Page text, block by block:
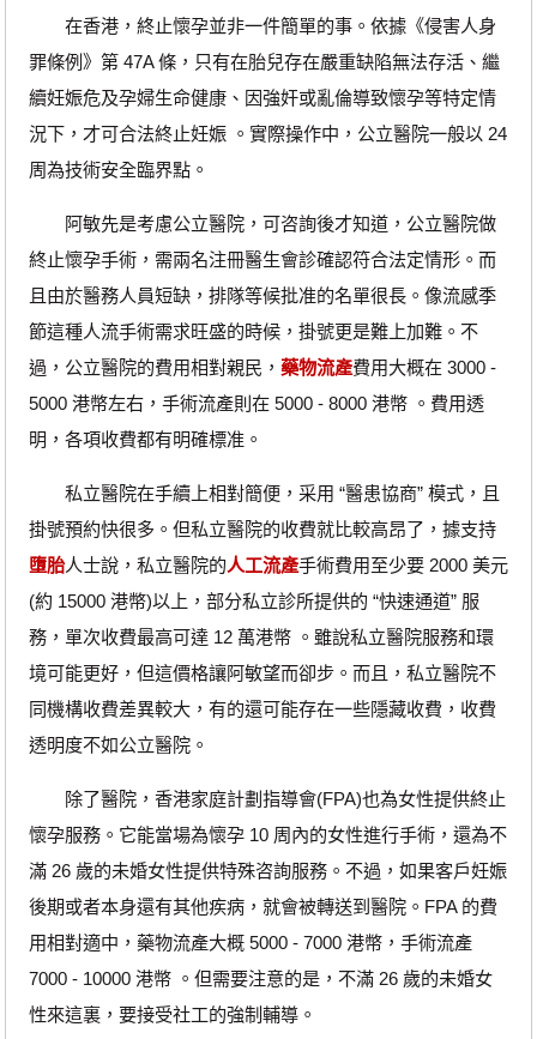
在香港，終止懷孕並非一件簡單的事。依據《侵害人身
罪條例》第 47A 條，只有在胎兒存在嚴重缺陷無法存活、繼
續妊娠危及孕婦生命健康、因強奸或亂倫導致懷孕等特定情
況下，才可合法終止妊娠 。實際操作中，公立醫院一般以 24
周為技術安全臨界點。
阿敏先是考慮公立醫院，可咨詢後才知道，公立醫院做
終止懷孕手術，需兩名注冊醫生會診確認符合法定情形。而
且由於醫務人員短缺，排隊等候批准的名單很長。像流感季
節這種人流手術需求旺盛的時候，掛號更是難上加難。不
過，公立醫院的費用相對親民， 藥物流產費用大概在 3000 -
5000 港幣左右，手術流產則在 5000 - 8000 港幣 。費用透
明，各項收費都有明確標准。
私立醫院在手續上相對簡便，采用 “醫患協商” 模式，且
掛號預約快很多。但私立醫院的收費就比較高昂了，據支持
墮胎人士說，私立醫院的人工流產手術費用至少要 2000 美元
(約 15000 港幣)以上，部分私立診所提供的 “快速通道” 服
務，單次收費最高可達 12 萬港幣 。雖說私立醫院服務和環
境可能更好，但這價格讓阿敏望而卻步。而且，私立醫院不
同機構收費差異較大，有的還可能存在一些隱藏收費，收費
透明度不如公立醫院。
除了醫院，香港家庭計劃指導會(FPA)也為女性提供終止
懷孕服務。它能當場為懷孕 10 周內的女性進行手術，還為不
滿 26 歲的未婚女性提供特殊咨詢服務。不過，如果客戶妊娠
後期或者本身還有其他疾病，就會被轉送到醫院。FPA 的費
用相對適中，藥物流產大概 5000 - 7000 港幣，手術流產
7000 - 10000 港幣 。但需要注意的是，不滿 26 歲的未婚女
性來這裏，要接受社工的強制輔導。